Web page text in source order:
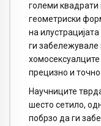
големи квадрати
геометриски
на
ги забележувале
прецизно и
Научниците
шесто сетило,
побрзо да ги